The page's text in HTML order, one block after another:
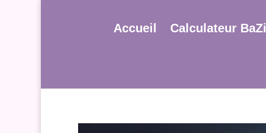
Accueil Calculateur BaZi